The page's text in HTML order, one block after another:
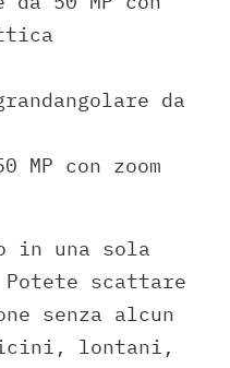
da
con zoom
in una sola
scattare
senza alcun
lontani,